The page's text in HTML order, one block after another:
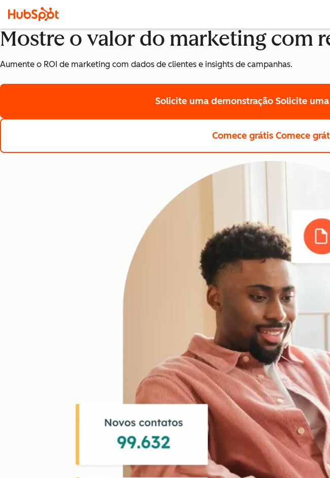
Mostre o valor do marketing com
Aumente o ROI de marketing com dados de clientes e insights de campanhas.
Solicite uma demonstração Solicite
Comece grátis Comece